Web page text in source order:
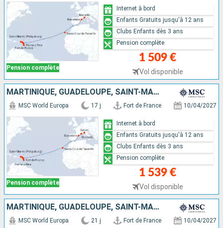
Pension complète
1 509 €
Vol disponible
Internet à bord
Enfants Gratuits jusqu'à 12 ans
Clubs Enfants dès 3 ans
Pension complète
MARTINIQUE, GUADELOUPE, SAINT-MARTIN, TORTOLA, ANTIGUA-ET-BARBUDA, TENERIFE, ESPAGNE, FRANCE, ITALIE
Pension complète
MSC World Europa 17 j Fort de France 10/04/2027
1 539 €
Vol disponible
Internet à bord
Enfants Gratuits jusqu'à 12 ans
Clubs Enfants dès 3 ans
Pension complète
MARTINIQUE, GUADELOUPE, SAINT-MARTIN, TORTOLA, ANTIGUA-ET-BARBUDA, TENERIFE, ESPAGNE, FRANCE, ITALIE, MAJORQUE
MSC World Europa 21 j Fort de France 10/04/2027